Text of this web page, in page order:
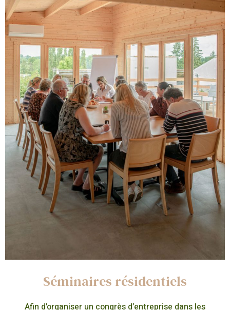
Séminaires résidentiels
Afin d’organiser un congrès d’entreprise dans les